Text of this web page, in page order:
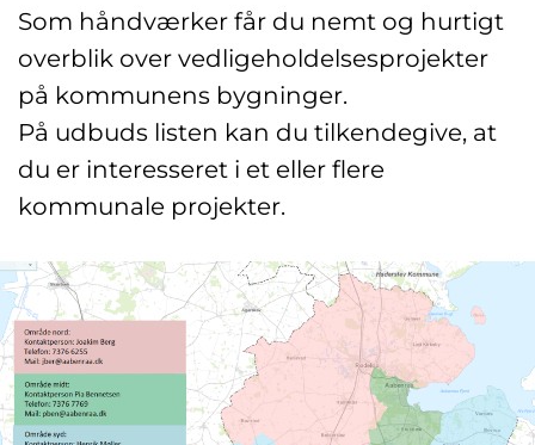
Som håndværker får du nemt og hurtigt
overblik over vedligeholdelsesprojekter
på kommunens bygninger.
På udbuds listen kan du tilkendegive, at
du er interesseret i et eller flere
kommunale projekter.